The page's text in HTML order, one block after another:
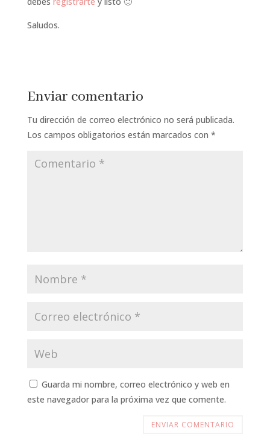
Saludos.
Enviar comentario
Tu dirección de correo electrónico no será publicada.
Los campos obligatorios están marcados con *
Guarda mi nombre, correo electrónico y web en
este navegador para la próxima vez que comente.